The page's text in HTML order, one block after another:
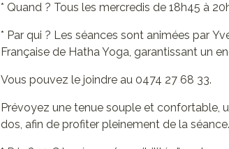
* Quand ? Tous les mercredis de 18h45 à
* Par qui ? Les séances sont animées par
Française de Hatha Yoga, garantissant un
Vous pouvez le joindre au 0474 27 68 33.
Prévoyez une tenue souple et confortable,
dos, afin de profiter pleinement de la séance.